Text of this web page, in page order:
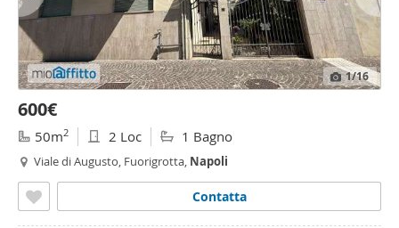
1/16
600€
50m2 2 Loc 1 Bagno
Viale di Augusto, Fuorigrotta, Napoli
Contatta